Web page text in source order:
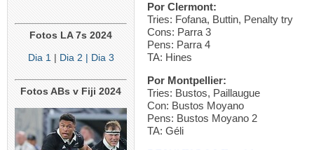
Fotos LA 7s 2024
Dia 1 | Dia 2 | Dia 3
Fotos ABs v Fiji 2024
Por Clermont:
Tries: Fofana, Buttin, Penalty try
Cons: Parra 3
Pens: Parra 4
TA: Hines
Por Montpellier:
Tries: Bustos, Paillaugue
Con: Bustos Moyano
Pens: Bustos Moyano 2
TA: Géli